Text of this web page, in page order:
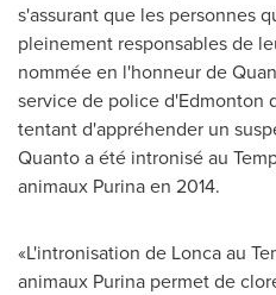
s'assurant que les personnes
pleinement responsables de
nommée en l'honneur de
service de police d'Edmonton
tentant d'appréhender un
Quanto a été intronisé au
animaux Purina en 2014.
«L'intronisation de Lonca au
animaux Purina permet de